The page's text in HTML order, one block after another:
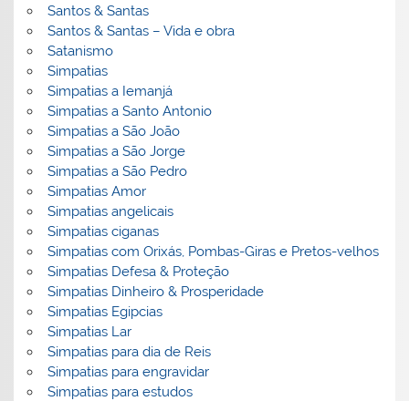
Santos & Santas
Santos & Santas – Vida e obra
Satanismo
Simpatias
Simpatias a Iemanjá
Simpatias a Santo Antonio
Simpatias a São João
Simpatias a São Jorge
Simpatias a São Pedro
Simpatias Amor
Simpatias angelicais
Simpatias ciganas
Simpatias com Orixás, Pombas-Giras e Pretos-velhos
Simpatias Defesa & Proteção
Simpatias Dinheiro & Prosperidade
Simpatias Egipcias
Simpatias Lar
Simpatias para dia de Reis
Simpatias para engravidar
Simpatias para estudos